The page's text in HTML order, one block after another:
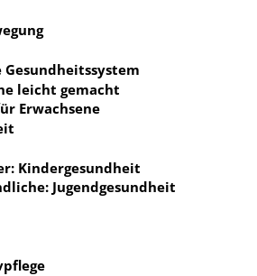
Gesundheitssystem
leicht gemacht
Erwachsene
Kindergesundheit
Jugendgesundheit